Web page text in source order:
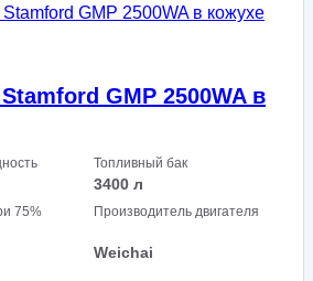
GMP 2500WA в
Топливный бак
3400 л
75%
Производитель двигателя
Weichai